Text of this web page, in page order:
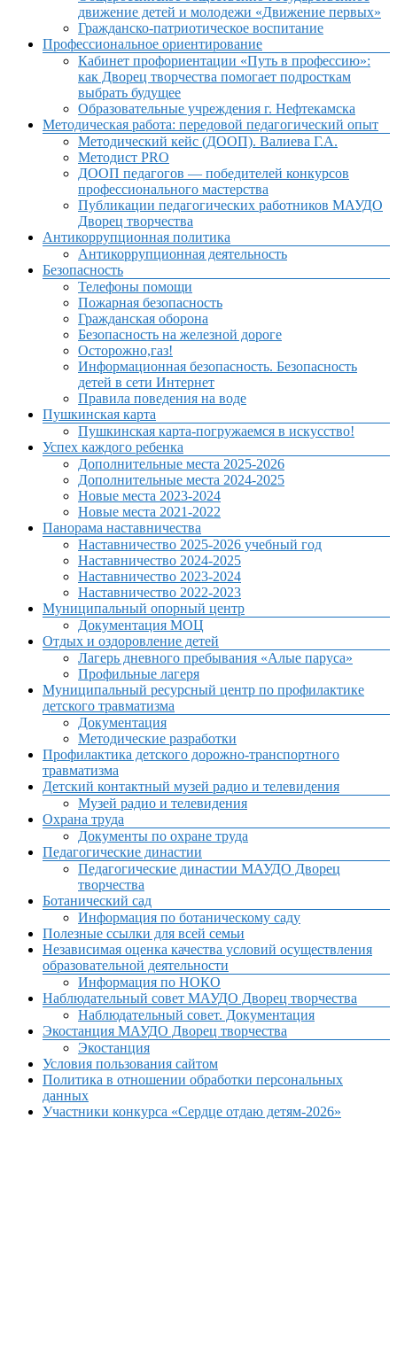
движение детей и молодежи «Движение первых»
Гражданско-патриотическое воспитание
Профессиональное ориентирование
Кабинет профориентации «Путь в профессию»:
как Дворец творчества помогает подросткам
выбрать будущее
Образовательные учреждения г. Нефтекамска
Методическая работа: передовой педагогический опыт
Методический кейс (ДООП). Валиева Г.А.
Методист PRO
ДООП педагогов — победителей конкурсов
профессионального мастерства
Публикации педагогических работников МАУДО
Дворец творчества
Антикоррупционная политика
Антикоррупционная деятельность
Безопасность
Телефоны помощи
Пожарная безопасность
Гражданская оборона
Безопасность на железной дороге
Осторожно,газ!
Информационная безопасность. Безопасность
детей в сети Интернет
Правила поведения на воде
Пушкинская карта
Пушкинская карта-погружаемся в искусство!
Успех каждого ребенка
Дополнительные места 2025-2026
Дополнительные места 2024-2025
Новые места 2023-2024
Новые места 2021-2022
Панорама наставничества
Наставничество 2025-2026 учебный год
Наставничество 2024-2025
Наставничество 2023-2024
Наставничество 2022-2023
Муниципальный опорный центр
Документация МОЦ
Отдых и оздоровление детей
Лагерь дневного пребывания «Алые паруса»
Профильные лагеря
Муниципальный ресурсный центр по профилактике
детского травматизма
Документация
Методические разработки
Профилактика детского дорожно-транспортного
травматизма
Детский контактный музей радио и телевидения
Музей радио и телевидения
Охрана труда
Документы по охране труда
Педагогические династии
Педагогические династии МАУДО Дворец
творчества
Ботанический сад
Информация по ботаническому саду
Полезные ссылки для всей семьи
Независимая оценка качества условий осуществления
образовательной деятельности
Информация по НОКО
Наблюдательный совет МАУДО Дворец творчества
Наблюдательный совет. Документация
Экостанция МАУДО Дворец творчества
Экостанция
Условия пользования сайтом
Политика в отношении обработки персональных
данных
Участники конкурса «Сердце отдаю детям-2026»